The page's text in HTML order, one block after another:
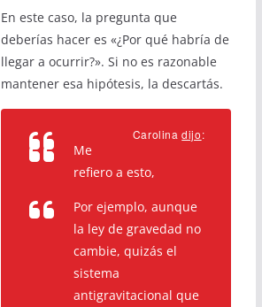
En este caso, la pregunta que
deberías hacer es «¿Por qué habría de
llegar a ocurrir?». Si no es razonable
mantener esa hipótesis, la descartás.
Carolinadijo:
Me
refiero a esto,
Por ejemplo, aunque
la ley de gravedad no
cambie, quizás el
sistema
antigravitacional que